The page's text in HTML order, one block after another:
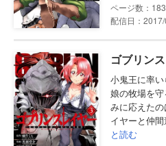
183
配信日：
ゴブリン
小鬼王に率
娘の牧場を
みに応えた
イヤーと仲
と読む